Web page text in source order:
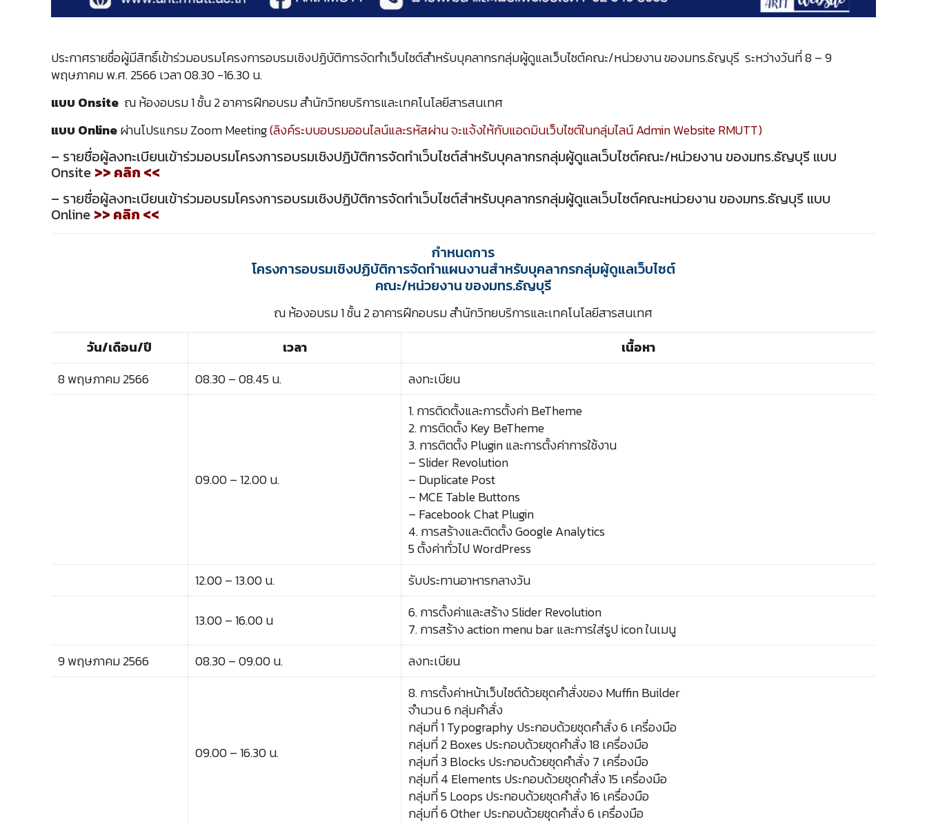
ประกาศรายชื่อผู้มีสิทธิ์เข้าร่วมอบรมโครงการอบรมเชิงปฏิบัติการจัดทำเว็บไซต์สำหรับบุคลากรกลุ่มผู้ดูแลเว็บไซต์คณะ/หน่วยงาน ของมทร.ธัญบุรี ระหว่างวันที่ 8 – 9
พฤษภาคม พ.ศ. 2566 เวลา 08.30 -16.30 น.
แบบ Onsite ณ ห้องอบรม 1 ชั้น 2 อาคารฝึกอบรม สำนักวิทยบริการและเทคโนโลยีสารสนเทศ
แบบ Onlineผ่านโปรแกรม Zoom Meeting(ลิงค์ระบบอบรมออนไลน์และรหัสผ่าน จะแจ้งให้กับแอดมินเว็บไซต์ในกลุ่มไลน์ Admin Website RMUTT)
– รายชื่อผู้ลงทะเบียนเข้าร่วมอบรมโครงการอบรมเชิงปฏิบัติการจัดทำเว็บไซต์สำหรับบุคลากรกลุ่มผู้ดูแลเว็บไซต์คณะ/หน่วยงาน ของมทร.ธัญบุรี แบบ
Onsite >> คลิก <<
– รายชื่อผู้ลงทะเบียนเข้าร่วมอบรมโครงการอบรมเชิงปฏิบัติการจัดทำเว็บไซต์สำหรับบุคลากรกลุ่มผู้ดูแลเว็บไซต์คณะหน่วยงาน ของมทร.ธัญบุรี แบบ
Online >> คลิก <<
กำหนดการ
โครงการอบรมเชิงปฏิบัติการจัดทำแผนงานสำหรับบุคลากรกลุ่มผู้ดูแลเว็บไซต์
คณะ/หน่วยงาน ของมทร.ธัญบุรี
ณ ห้องอบรม 1 ชั้น 2 อาคารฝึกอบรม สำนักวิทยบริการและเทคโนโลยีสารสนเทศ
วัน/เดือน/ปี
เวลา
เนื้อหา
8 พฤษภาคม 2566
08.30 – 08.45 น. ลงทะเบียน
09.00 – 12.00 น.
1. การติดตั้งและการตั้งค่า BeTheme
2. การติดตั้ง Key BeTheme
3. การติตตั้ง Plugin และการตั้งค่าการใช้งาน
– Slider Revolution
– Duplicate Post
– MCE Table Buttons
– Facebook Chat Plugin
4. การสร้างและติดตั้ง Google Analytics
5 ตั้งค่าทั่วไป WordPress
12.00 – 13.00 น.
รับประทานอาหารกลางวัน
13.00 – 16.00 น
6. การตั้งค่าและสร้าง Slider Revolution
7. การสร้าง action menu bar และการใส่รูป icon ในเมนู
9 พฤษภาคม 2566
08.30 – 09.00 น. ลงทะเบียน
09.00 – 16.30 น.
8. การตั้งค่าหน้าเว็บไซต์ด้วยชุดคำสั่งของ Muffin Builder
จำนวน 6 กลุ่มคำสั่ง
กลุ่มที่ 1 Typography ประกอบด้วยชุดคำสั่ง 6 เครื่องมือ
กลุ่มที่ 2 Boxes ประกอบด้วยชุดคำสั่ง 18 เครื่องมือ
กลุ่มที่ 3 Blocks ประกอบด้วยชุดคำสั่ง 7 เครื่องมือ
กลุ่มที่ 4 Elements ประกอบด้วยชุดคำสั่ง 15 เครื่องมือ
กลุ่มที่ 5 Loops ประกอบด้วยชุดคำสั่ง 16 เครื่องมือ
กลุ่มที่ 6 Other ประกอบด้วยชุดคำสั่ง 6 เครื่องมือ